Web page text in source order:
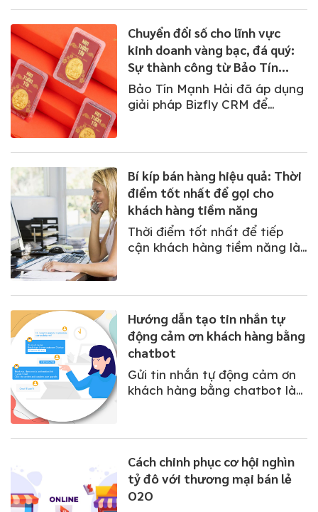
website/cửa hàng đi xuống, tỷ
lệ chuyển đổi mua hàng bị
giảm đáng kể khiến doanh thu
của doanh nghiệp “mất vui”
ngay sau kỳ nghỉ Tết!
Chuyển đổi số cho lĩnh vực
kinh doanh vàng bạc, đá quý:
Sự thành công từ Bảo Tín
Mạnh Hải
Bảo Tín Mạnh Hải đã áp dụng
giải pháp Bizfly CRM để
Bí kíp bán hàng hiệu quả: Thời
điểm tốt nhất để gọi cho
khách hàng tiềm năng
Thời điểm tốt nhất để tiếp
cận khách hàng tiềm năng là
trên các form, kênh liên lạc
của doanh nghiệp.
Hướng dẫn tạo tin nhắn tự
động cảm ơn khách hàng bằng
chatbot
Gửi tin nhắn tự động cảm ơn
khách hàng bằng chatbot là
khách hàng.
Cách chinh phục cơ hội nghìn
tỷ đô với thương mại bán lẻ
O2O